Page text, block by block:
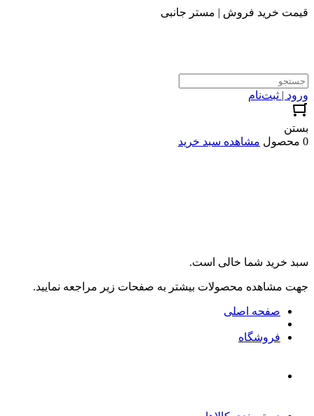
قیمت خرید فروش | مستر جانبی
ورود | ثبت‌نام
بستن
0 محصول
مشاهده سبد خرید
سبد خرید شما خالی است.
جهت مشاهده محصولات بیشتر به صفحات زیر مراجعه نمایید.
صفحه اصلی
فروشگاه